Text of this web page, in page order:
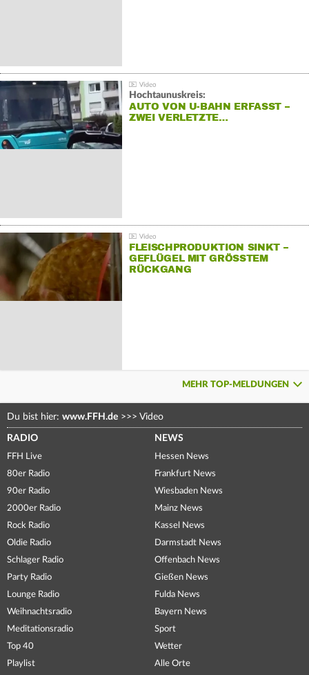
Hochtaunuskreis:
AUTO VON U-BAHN ERFASST –
ZWEI VERLETZTE…
FLEISCHPRODUKTION SINKT –
GEFLÜGEL MIT GRÖSSTEM R
ÜCKGANG
MEHR TOP-MELDUNGEN
Du bist hier: www.FFH.de >>> Video
RADIO
FFH Live
80er Radio
90er Radio
2000er Radio
Rock Radio
Oldie Radio
Schlager Radio
Party Radio
Lounge Radio
Weihnachtsradio
Meditationsradio
Top 40
Playlist
NEWS
Hessen News
Frankfurt News
Wiesbaden News
Mainz News
Kassel News
Darmstadt News
Offenbach News
Gießen News
Fulda News
Bayern News
Sport
Wetter
Alle Orte